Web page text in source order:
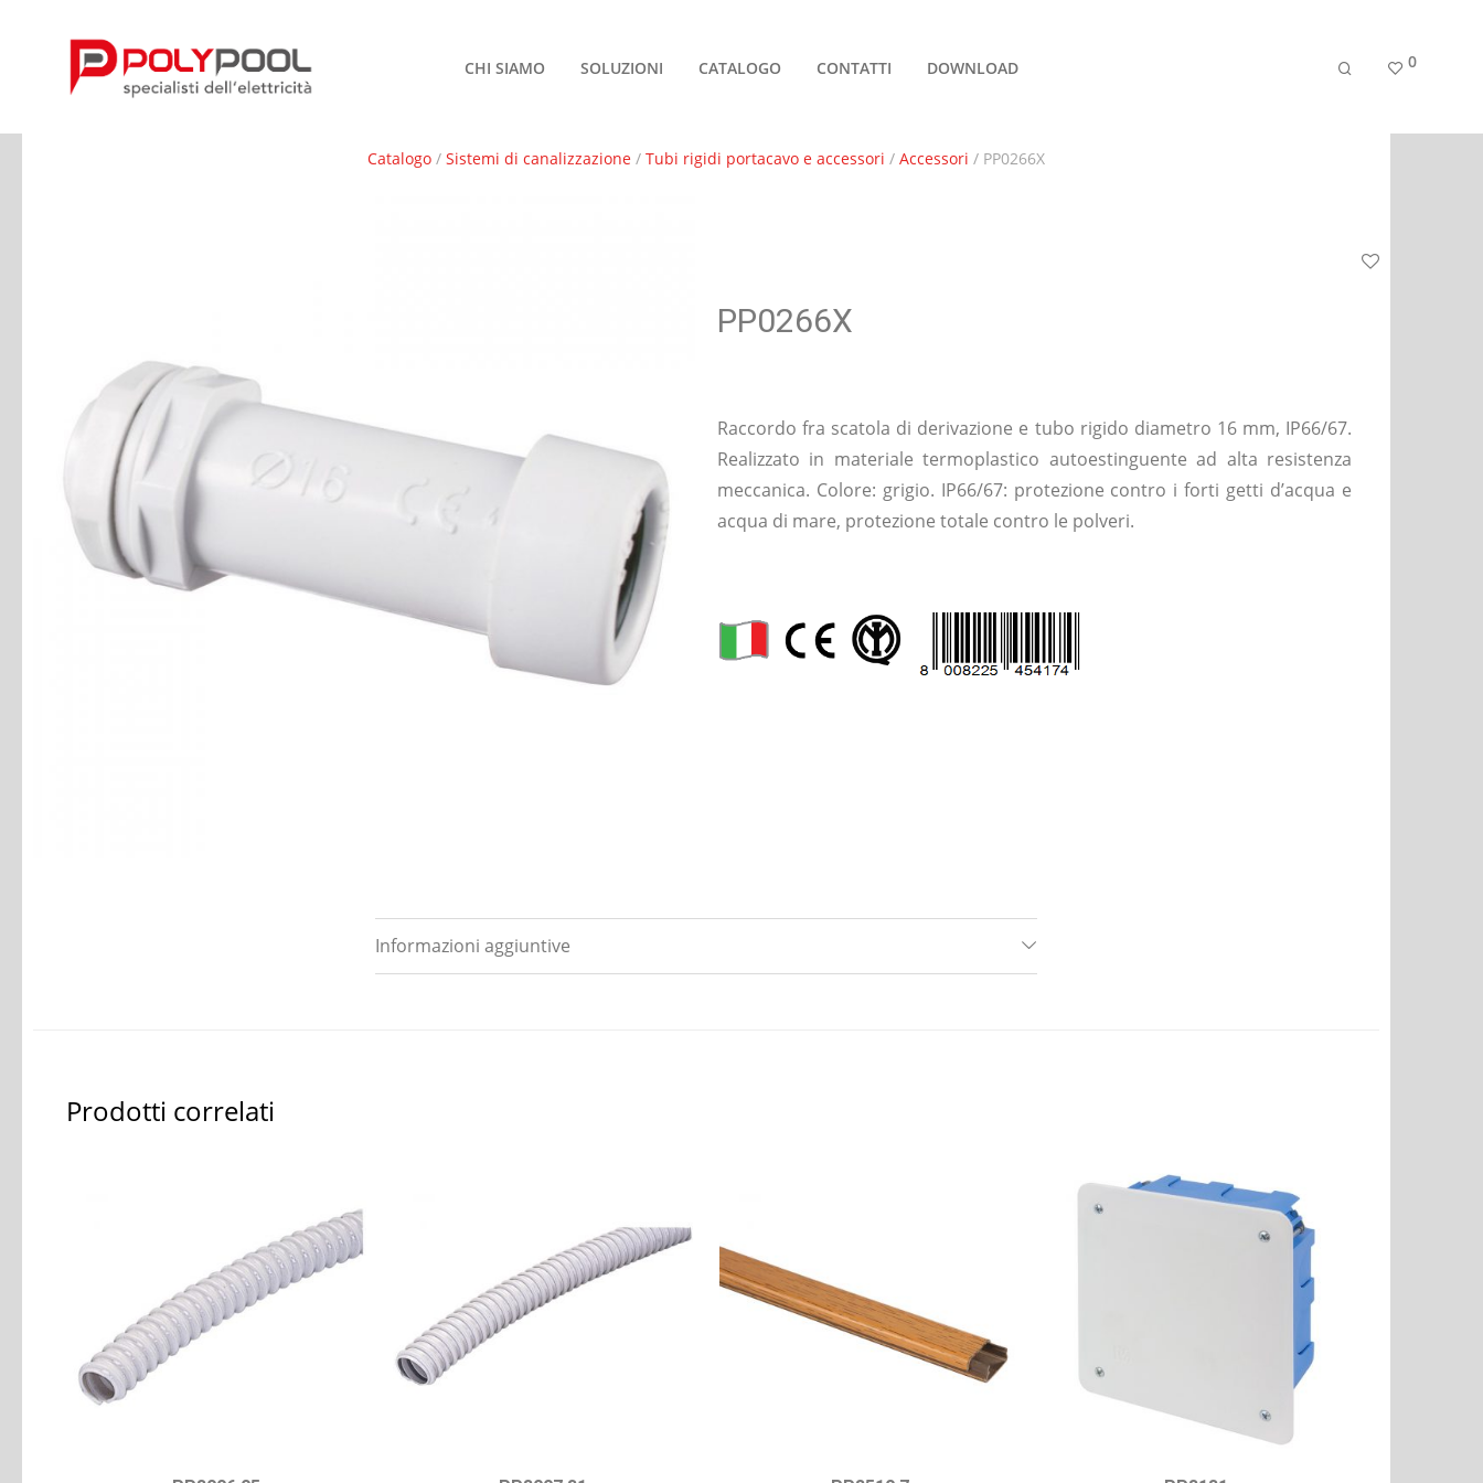
CHI SIAMO SOLUZIONI CATALOGO CONTATTI DOWNLOAD 0
Catalogo / Sistemi di canalizzazione / Tubi rigidi portacavo e accessori / Accessori / PP0266X
PP0266X
Raccordo fra scatola di derivazione e tubo rigido diametro 16 mm, IP66/67.
Realizzato in materiale termoplastico autoestinguente ad alta resistenza
meccanica. Colore: grigio. IP66/67: protezione contro i forti getti d’acqua e
acqua di mare, protezione totale contro le polveri.
Informazioni aggiuntive
Prodotti correlati